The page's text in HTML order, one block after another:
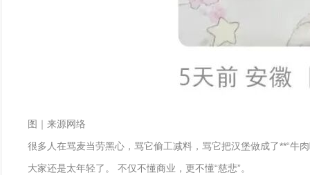
图｜来源网络
很多人在骂麦当劳黑心，骂它偷工减料，骂它把汉堡做成了**“牛
大家还是太年轻了。 不仅不懂商业，更不懂“慈悲”。